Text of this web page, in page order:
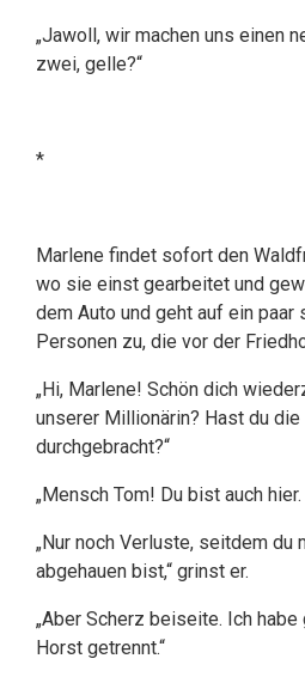
„Jawoll, wir machen uns einen
zwei, gelle?“
*
Marlene findet sofort den
wo sie einst gearbeitet und
dem Auto und geht auf ein
Personen zu, die vor der
„Hi, Marlene! Schön dich
unserer Millionärin? Hast du
durchgebracht?“
„Mensch Tom! Du bist auch
„Nur noch Verluste, seitdem du
abgehauen bist,“ grinst er.
„Aber Scherz beiseite. Ich
Horst getrennt.“